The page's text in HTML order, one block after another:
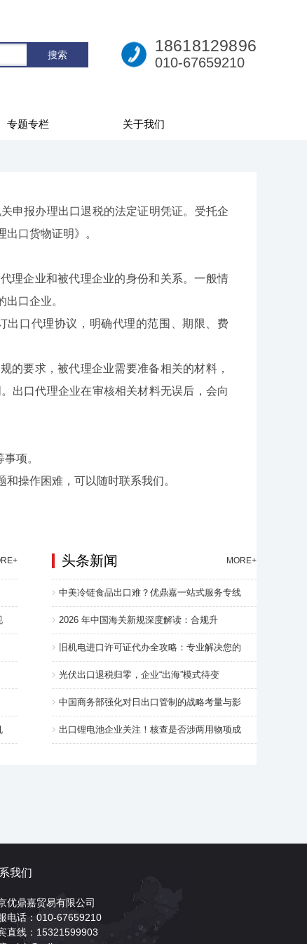
18618129896
010-67659210
专题专栏 关于我们
报办理出口退税的法定证明凭证。受托企
口货物证明》。
企业和被代理企业的身份和关系。一般情
口企业。
口代理协议，明确代理的范围、期限、费
要求，被代理企业需要准备相关的材料，
出口代理企业在审核相关材料无误后，会向
项。
操作困难，可以随时联系我们。
头条新闻 MORE+
中美冷链食品出口难？优鼎嘉一站式服务专线
2026 年中国海关新规深度解读：合规升
旧机电进口许可证代办全攻略：专业解决您的
光伏出口退税归零，企业“出海”模式待变
中国商务部强化对日出口管制的战略考量与影
出口锂电池企业关注！核查是否涉两用物项成
我们
优鼎嘉贸易有限公司
电话：010-67659210
直线：15321599903